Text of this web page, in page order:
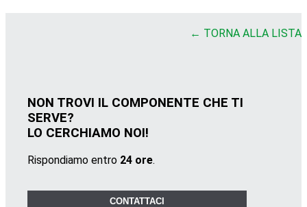
← TORNA ALLA LISTA
NON TROVI IL COMPONENTE CHE TI
SERVE?
LO CERCHIAMO NOI!
Rispondiamo entro 24 ore.
CONTATTACI